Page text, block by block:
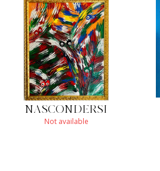
NASCONDERSI
Not available